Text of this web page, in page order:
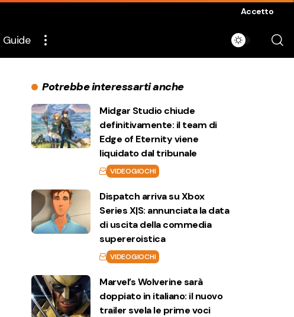
Accetto
Guide
Potrebbe interessarti anche
Midgar Studio chiude
definitivamente: il team di
Edge of Eternity viene
liquidato dal tribunale
VIDEOGIOCHI
Dispatch arriva su Xbox
Series X|S: annunciata la data
di uscita della commedia
supereroistica
VIDEOGIOCHI
Marvel’s Wolverine sarà
doppiato in italiano: il nuovo
trailer svela le prime voci